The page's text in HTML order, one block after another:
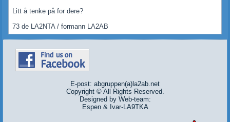
Litt å tenke på for dere?
73 de LA2NTA / formann LA2AB
E-post: abgruppen(a)la2ab.net
Copyright © All Rights Reserved.
Designed by Web-team:
Espen & Ivar-LA9TKA